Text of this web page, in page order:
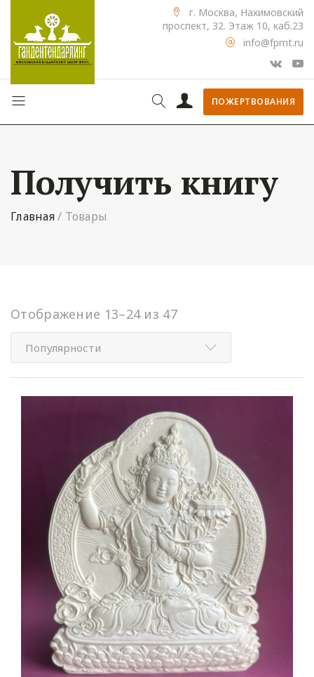
г. Москва, Нахимовский
проспект, 32. Этаж 10, каб.23
info@fpmt.ru
ПОЖЕРТВОВАНИЯ
Получить книгу
Главная/ Товары
Отображение 13–24 из 47
Популярности